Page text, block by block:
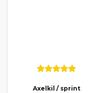
Axelkil / sprint